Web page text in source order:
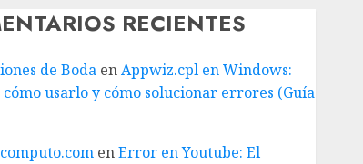
RECIENTES
de BodaenAppwiz.cpl en Windows:
cómo usarlo y cómo solucionar errores (Guía
enError en Youtube: El